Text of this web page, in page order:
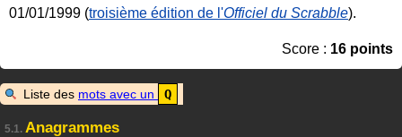
01/01/1999 (troisième édition de l'Officiel du Scrabble).
Score : 16 points
Liste des mots avec un Q
5.1. Anagrammes